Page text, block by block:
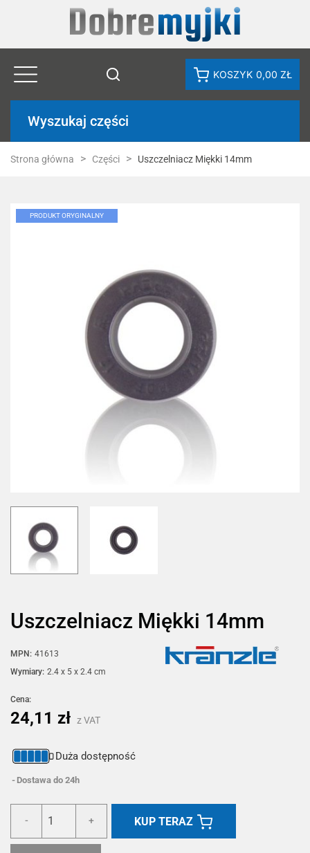
KOSZYK 0,00 ZŁ
Wyszukaj części
Strona główna Części Uszczelniacz Miękki 14mm
PRODUKT ORYGINALNY
Uszczelniacz Miękki 14mm
MPN: 41613
Wymiary: 2.4 x 5 x 2.4 cm
Cena:
24,11 zł z VAT
Duża dostępność
Dostawa do 24h
- + KUP TERAZ